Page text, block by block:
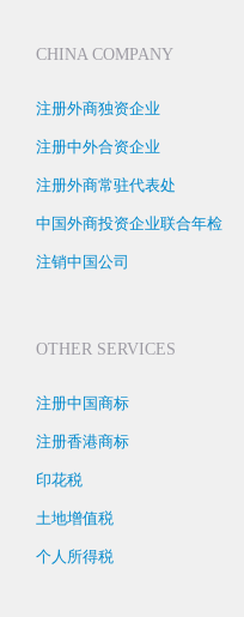
CHINA COMPANY
注册外商独资企业
注册中外合资企业
注册外商常驻代表处
中国外商投资企业联合年检
注销中国公司
OTHER SERVICES
注册中国商标
注册香港商标
印花税
土地增值税
个人所得税